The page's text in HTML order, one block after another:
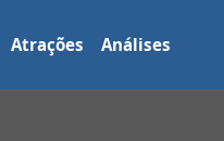
Atrações Análises